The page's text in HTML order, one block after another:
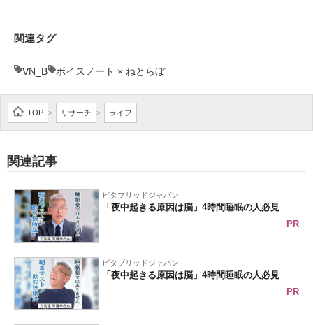
企業向けIT製品の総合サイト
製造業のIT導入・活用を支援
モノづくり技術者専門サイト
エレクトロニクス専門サイト
電子設計の基本と応用
エネルギーの専門メディア
関連タグ
VN_B ボイスノート × ねとらぼ
TOP > リサーチ > ライフ
関連記事
ビタブリッドジャパン
「夜中起きる原因は脳」4時間睡眠の人必見
PR
ビタブリッドジャパン
「夜中起きる原因は脳」4時間睡眠の人必見
PR